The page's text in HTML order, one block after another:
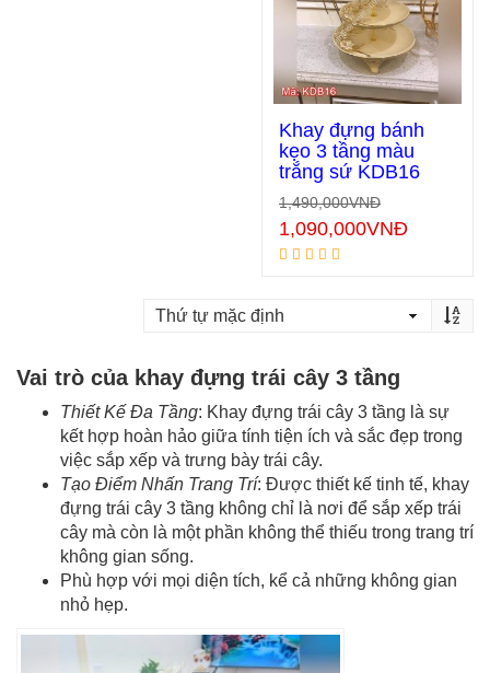
Thêm vào giỏ hàng
Khay đựng bánh
kẹo 3 tầng màu
trắng sứ KDB16
1,490,000VNĐ
1,090,000VNĐ
Vai trò của khay đựng trái cây 3 tầng
Thiết Kế Đa Tầng: Khay đựng trái cây 3 tầng là sự
kết hợp hoàn hảo giữa tính tiện ích và sắc đẹp trong
việc sắp xếp và trưng bày trái cây.
Tạo Điểm Nhấn Trang Trí: Được thiết kế tinh tế, khay
đựng trái cây 3 tầng không chỉ là nơi để sắp xếp trái
cây mà còn là một phần không thể thiếu trong trang trí
không gian sống.
Phù hợp với mọi diện tích, kể cả những không gian
nhỏ hẹp.